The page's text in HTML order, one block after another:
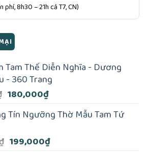
phí, 8h30 – 21h cả T7, CN)
Tam Thế Diễn Nghĩa - Dương
- 360 Trang
Giá
là:
180,000₫Giá
tại
180,000₫.
Tín Ngưỡng Thờ Mẫu Tam Tứ
Giá
199,000₫Giá